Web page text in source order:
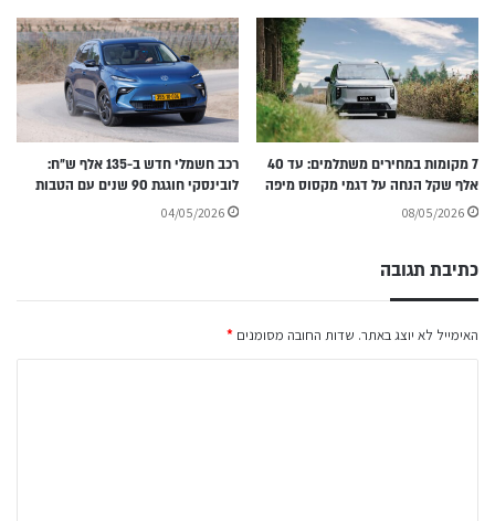
7 מקומות במחירים משתלמים: עד 40
אלף שקל הנחה על דגמי מקסוס מיפה
08/05/2026
רכב חשמלי חדש ב-135 אלף ש״ח:
לובינסקי חוגגת 90 שנים עם הטבות
04/05/2026
כתיבת תגובה
האימייל לא יוצג באתר. שדות החובה מסומנים *